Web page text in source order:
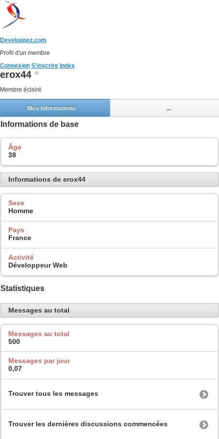
Developpez.com
Profil d'un membre
Connexion S'inscrire Index
erox44
Membre éclairé
Mes informations ...
Informations de base
Âge
38
Informations de erox44
Sexe
Homme
Pays
France
Activité
Développeur Web
Statistiques
Messages au total
Messages au total
500
Messages par jour
0,07
Trouver tous les messages
Trouver les dernières discussions commencées